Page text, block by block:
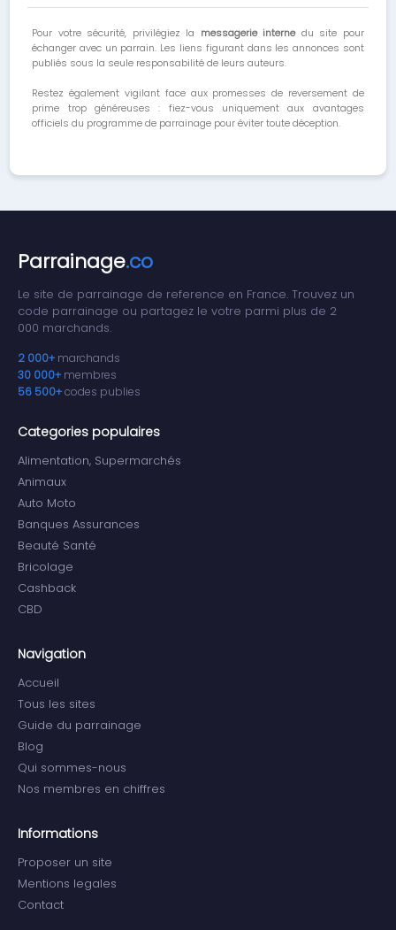
Pour votre sécurité, privilégiez la messagerie internedu site pour
échanger avec un parrain. Les liens figurant dans les annonces sont
publiés sous la seule responsabilité de leurs auteurs.
Restez également vigilant face aux promesses de reversement de
prime trop généreuses : fiez-vous uniquement aux avantages
officiels du programme de parrainage pour éviter toute déception.
Parrainage.co
Le site de parrainage de reference en France. Trouvez un
code parrainage ou partagez le votre parmi plus de 2
000 marchands.
2 000+ marchands
30 000+ membres
56 500+codes publies
Categories populaires
Alimentation, Supermarchés
Animaux
Auto Moto
Banques Assurances
Beauté Santé
Bricolage
Cashback
CBD
Navigation
Accueil
Tous les sites
Guide du parrainage
Blog
Qui sommes-nous
Nos membres en chiffres
Informations
Proposer un site
Mentions legales
Contact